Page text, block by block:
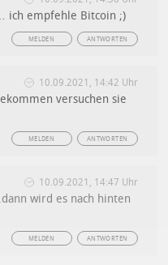
ich empfehle Bitcoin ;)
ANTWORTEN
MELDEN
10.09.2021, 14:42 Uhr
versuchen sie
ANTWORTEN
MELDEN
10.09.2021, 14:47 Uhr
wird es nach hinten
ANTWORTEN
MELDEN